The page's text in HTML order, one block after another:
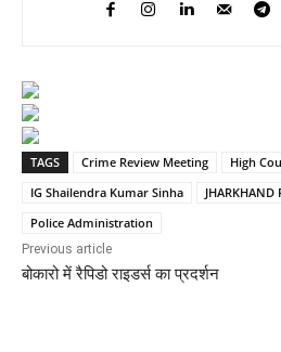
TAGS Crime Review Meeting
High
IG Shailendra Kumar Sinha
JHARKHAND
Police Administration
Previous article
बोकारो में रैपिडो राइडर्स का प्रदर्शन